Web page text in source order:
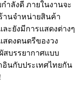
ำลังดี ภายในงานจะ
านจำหน่ายสินค้า
ะยังมีการแสดงต่างๆ
ดงดนตรีของวง
สบรรยากาศแบบ
นกับประเทศไทยกัน